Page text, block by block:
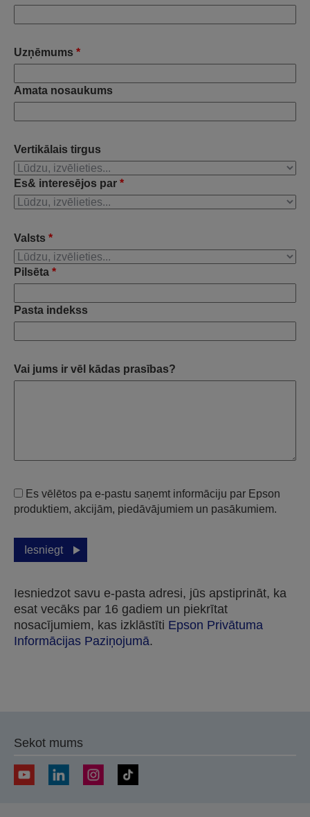
Uzņēmums *
Amata nosaukums
Vertikālais tirgus
Es& interesējos par *
Valsts *
Pilsēta *
Pasta indekss
Vai jums ir vēl kādas prasības?
Es vēlētos pa e-pastu saņemt informāciju par Epson
produktiem, akcijām, piedāvājumiem un pasākumiem.
Iesniegt
Iesniedzot savu e-pasta adresi, jūs apstiprināt, ka
esat vecāks par 16 gadiem un piekrītat
nosacījumiem, kas izklāstīti Epson Privātuma
Informācijas Paziņojumā.
Mēs ar jums sazināsimies tuvāko darba dienu
Sekot mums